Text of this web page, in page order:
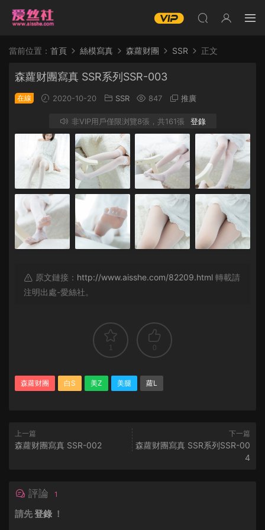
當前位置： 首頁 絲模寫真 森蘿财團 SSR 正文
森蘿财團寫真 SSR系列SSR-003
在線 2020-10-20 SSR 847 推廣
非VIP用戶僅限浏覽8張，共161張 登錄
原文鏈接： http://www.aisshe.com/82209.html 轉載請
注明出處-愛絲社。
1 0
森蘿财團 白S 美Z 美腿 蘿L
上一篇
森蘿财團寫真 SSR-002
下一篇
森蘿财團寫真 SSR系列SSR-00
4
評論 1
請先登錄 ！